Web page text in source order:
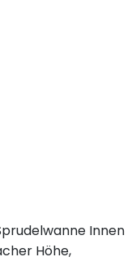
Innen
Höhe,